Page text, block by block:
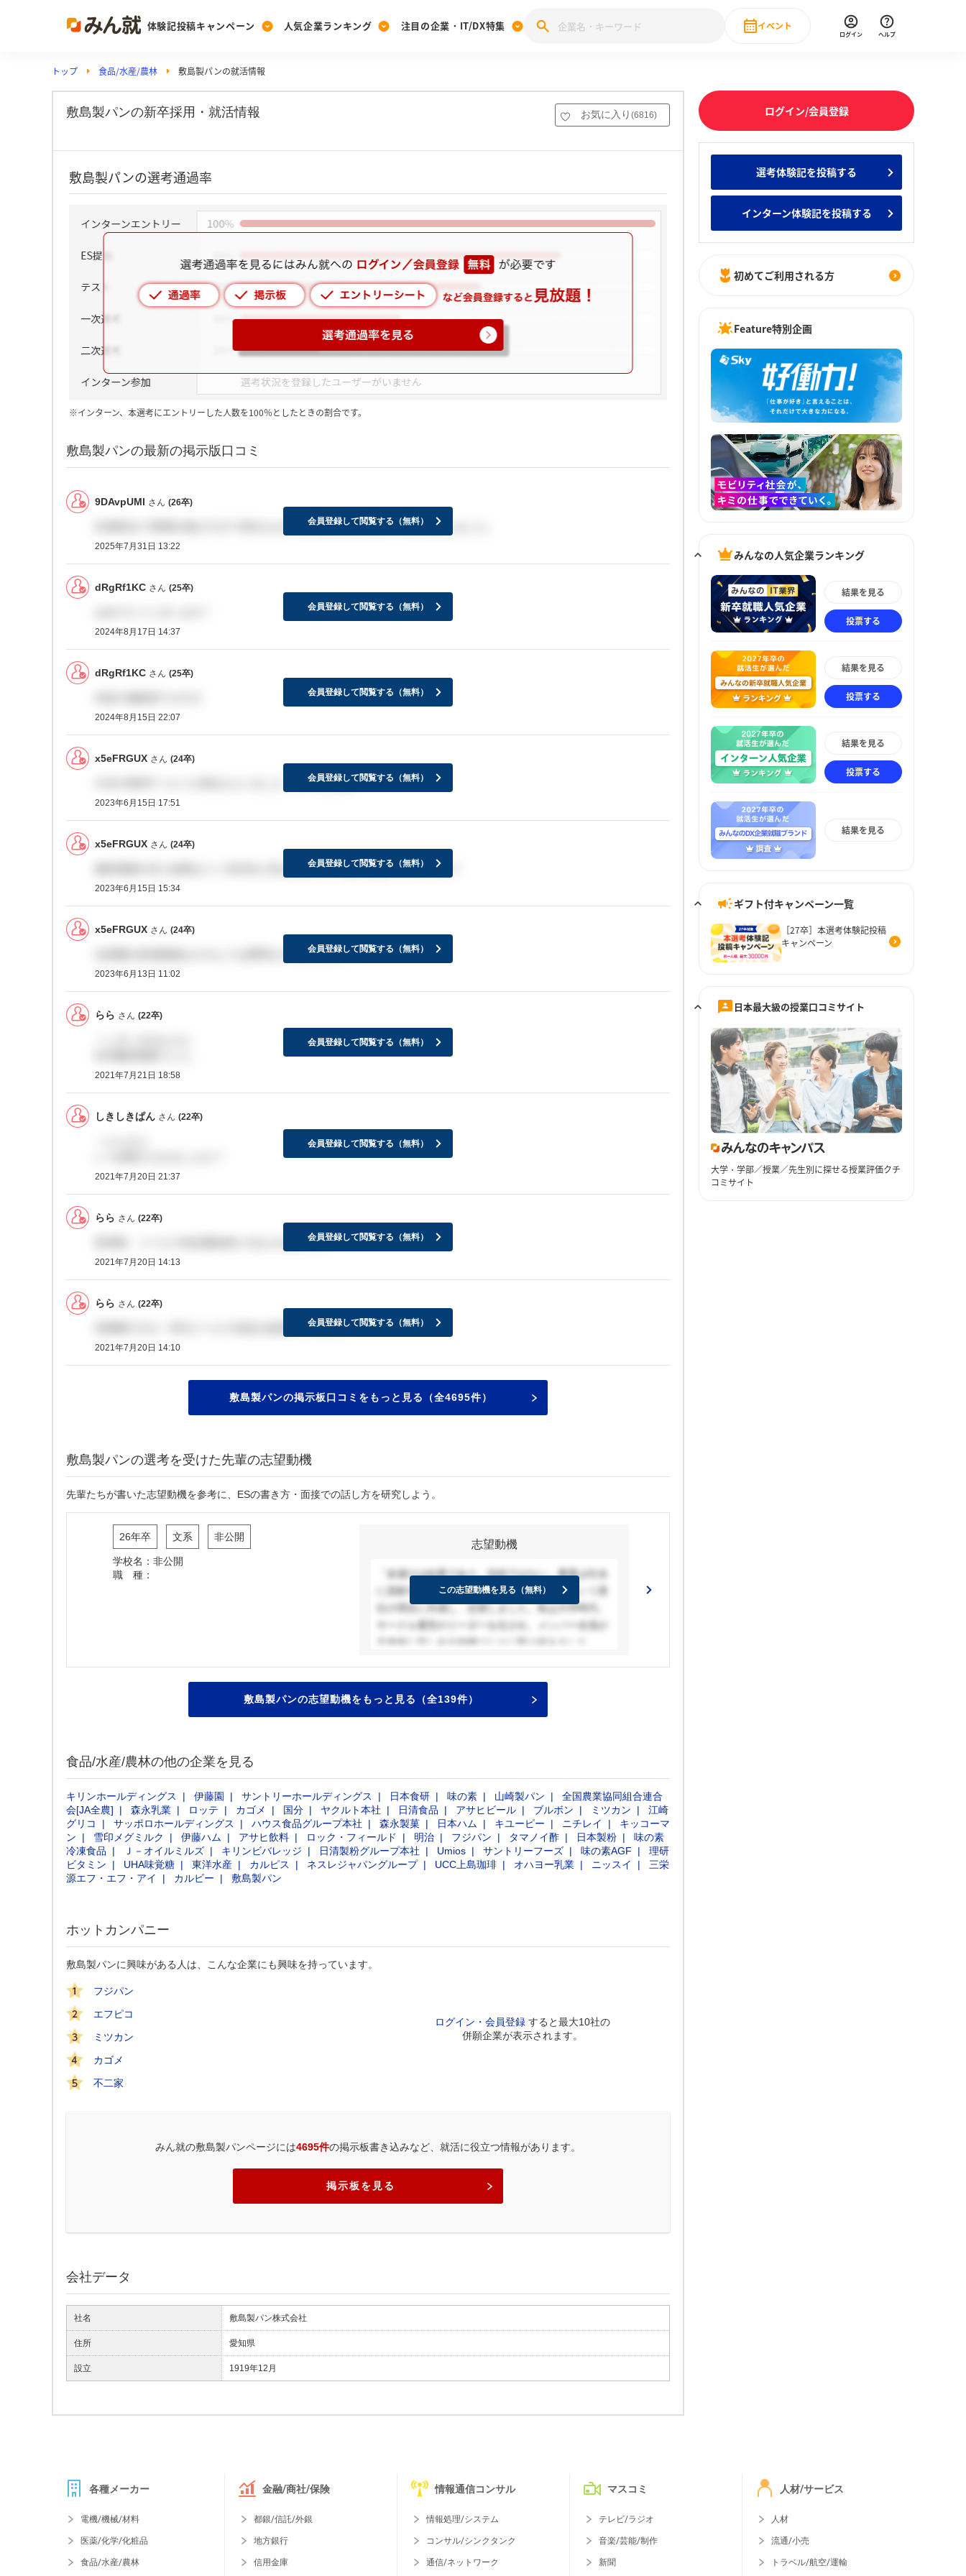
体験記投稿キャンペーン
Post
投稿する
[27卒] 本選考体験記投稿キャンペーン
人気企業ランキング
Ranking
ランキングを見る
みんなの新卒就職人気企業ランキング みんなのインターン人気企業ランキ
注目の企業・IT/DX特集
PickUp
注目の企業特集
28卒 IT・DX企業特集 27卒 IT・DX企業特集 28卒 IT・DX現場社員インタビュー
動画で知ろう！業界・企業研究
イベント
直近のイベント一覧
ログイン ヘルプ
トップ 食品/水産/農林 敷島製パンの就活情報
敷島製パンの新卒採用・就活情報 お気に入り (6816)
敷島製パンの選考通過率
※インターン、本選考にエントリーした人数を100％としたときの割合です。
敷島製パンの最新の掲示版口コミ
9DAvpUMl さん (26卒)
ES締切まで時間が無さすぎて30分もかからず適当に出したのですが通過しました。
2025年7月31日 13:22
会員登録して閲覧する（無料）
dRgRf1KC さん (25卒)
2024年8月17日 14:37
会員登録して閲覧する（無料）
dRgRf1KC さん (25卒)
2024年8月15日 22:07
会員登録して閲覧する（無料）
x5eFRGUX さん (24卒)
今日の5時半くらいに内定もらいました。ホッとします
2023年6月15日 17:51
会員登録して閲覧する（無料）
x5eFRGUX さん (24卒)
最終面接の日に結果は１ヶ月以内と言われました。皆さんはどうでしたか？
2023年6月15日 15:34
会員登録して閲覧する（無料）
x5eFRGUX さん (24卒)
生産職の役員面接はどのような質問をされましたか？
2023年6月13日 11:02
会員登録して閲覧する（無料）
らら さん (22卒)
2021年7月21日 18:58
会員登録して閲覧する（無料）
しきしきぱん さん (22卒)
2021年7月20日 21:37
会員登録して閲覧する（無料）
らら さん (22卒)
私同様、メールで内定通知来た方おられますか？
2021年7月20日 14:13
会員登録して閲覧する（無料）
らら さん (22卒)
営業職ですが、昨日メールで内定の結果きてました。
2021年7月20日 14:10
会員登録して閲覧する（無料）
敷島製パンの掲示板口コミをもっと見る（全4695件）
敷島製パンの選考を受けた先輩の志望動機
先輩たちが書いた志望動機を参考に、ESの書き方・面接での話し方を研究しよう。
26年卒 文系 非公開
学校名：非公開
職 種：
志望動機
「金儲けは結果であり、目的ではない。事業は社会
に貢献するところがあればこそ発展する」という貴
社の理念に共感し、志望しました。私は大学時代、
し、意見交換の場を増やすなどして運営方法を改善
し、その一翼を担いたいと考え志望いたしました。
この志望動機を見る（無料）
敷島製パンの志望動機をもっと見る（全139件）
食品/水産/農林の他の企業を見る
キリンホールディングス 伊藤園 サントリーホールディングス 日本食研 味の素 山崎製パン
全国農業協同組合連合
会[JA全農]
森永乳業 ロッテ カゴメ 国分 ヤクルト本社 日清食品 アサヒビール ブルボン ミツカン
江崎
グリコ
サッポロホールディングス ハウス食品グループ本社 森永製菓 日本ハム キユーピー ニチレイ
キッコーマ
ン
雪印メグミルク 伊藤ハム アサヒ飲料 ロック・フィールド 明治 フジパン タマノイ酢 日本製粉
味の素
冷凍食品
Ｊ－オイルミルズ キリンビバレッジ 日清製粉グループ本社 Umios サントリーフーズ 味の素AGF
理研
ビタミン
UHA味覚糖 東洋水産 カルピス ネスレジャパングループ UCC上島珈琲 オハヨー乳業 ニッスイ
三栄
源エフ・エフ・アイ
カルビー 敷島製パン
ホットカンパニー
敷島製パンに興味がある人は、こんな企業にも興味を持っています。
フジパン
エフピコ
ミツカン
カゴメ
不二家
ログイン・会員登録 すると最大10社の
併願企業が表示されます。
みん就の敷島製パンページには4695件の掲示板書き込みなど、就活に役立つ情報があります。
掲示板を見る
会社データ
社名 敷島製パン株式会社
住所 愛知県
設立 1919年12月
ログイン/会員登録
選考体験記を投稿する
インターン体験記を投稿する
初めてご利用される方
Feature特別企画
みんなの人気企業ランキング
結果を見る
投票する
結果を見る
投票する
結果を見る
投票する
結果を見る
ギフト付キャンペーン一覧
［27卒］本選考体験記投稿
キャンペーン
日本最大級の授業口コミサイト
大学・学部／授業／先生別に探せる授業評価クチ
コミサイト
各種メーカー
電機/機械/材料
医薬/化学/化粧品
食品/水産/農林
金融/商社/保険
都銀/信託/外銀
地方銀行
信用金庫
情報通信コンサル
情報処理/システム
コンサル/シンクタンク
通信/ネットワーク
マスコミ
テレビ/ラジオ
音楽/芸能/制作
新聞
人材/サービス
人材
流通/小売
トラベル/航空/運輸